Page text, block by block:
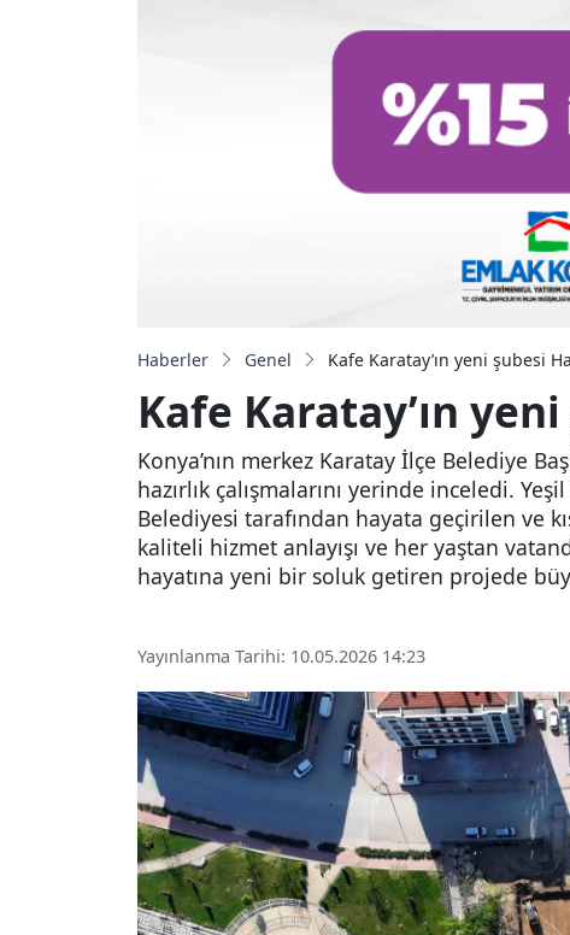
Haberler Genel Kafe Karatay’ın yeni şubesi
Kafe Karatay’ın
Konya’nın merkez Karatay İlçe Belediye
hazırlık çalışmalarını yerinde inceledi.
Belediyesi tarafından hayata geçirilen ve
kaliteli hizmet anlayışı ve her yaştan
hayatına yeni bir soluk getiren projede
Yayınlanma Tarihi: 10.05.2026 14:23